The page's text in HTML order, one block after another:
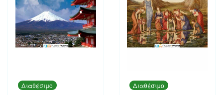
Διαθέσιμο Διαθέσιμο